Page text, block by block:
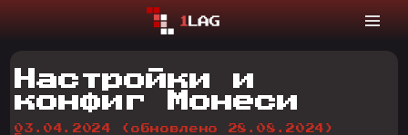
Настройки и
конфиг Монеси
03.04.2024
(обновлено 28.08.2024)